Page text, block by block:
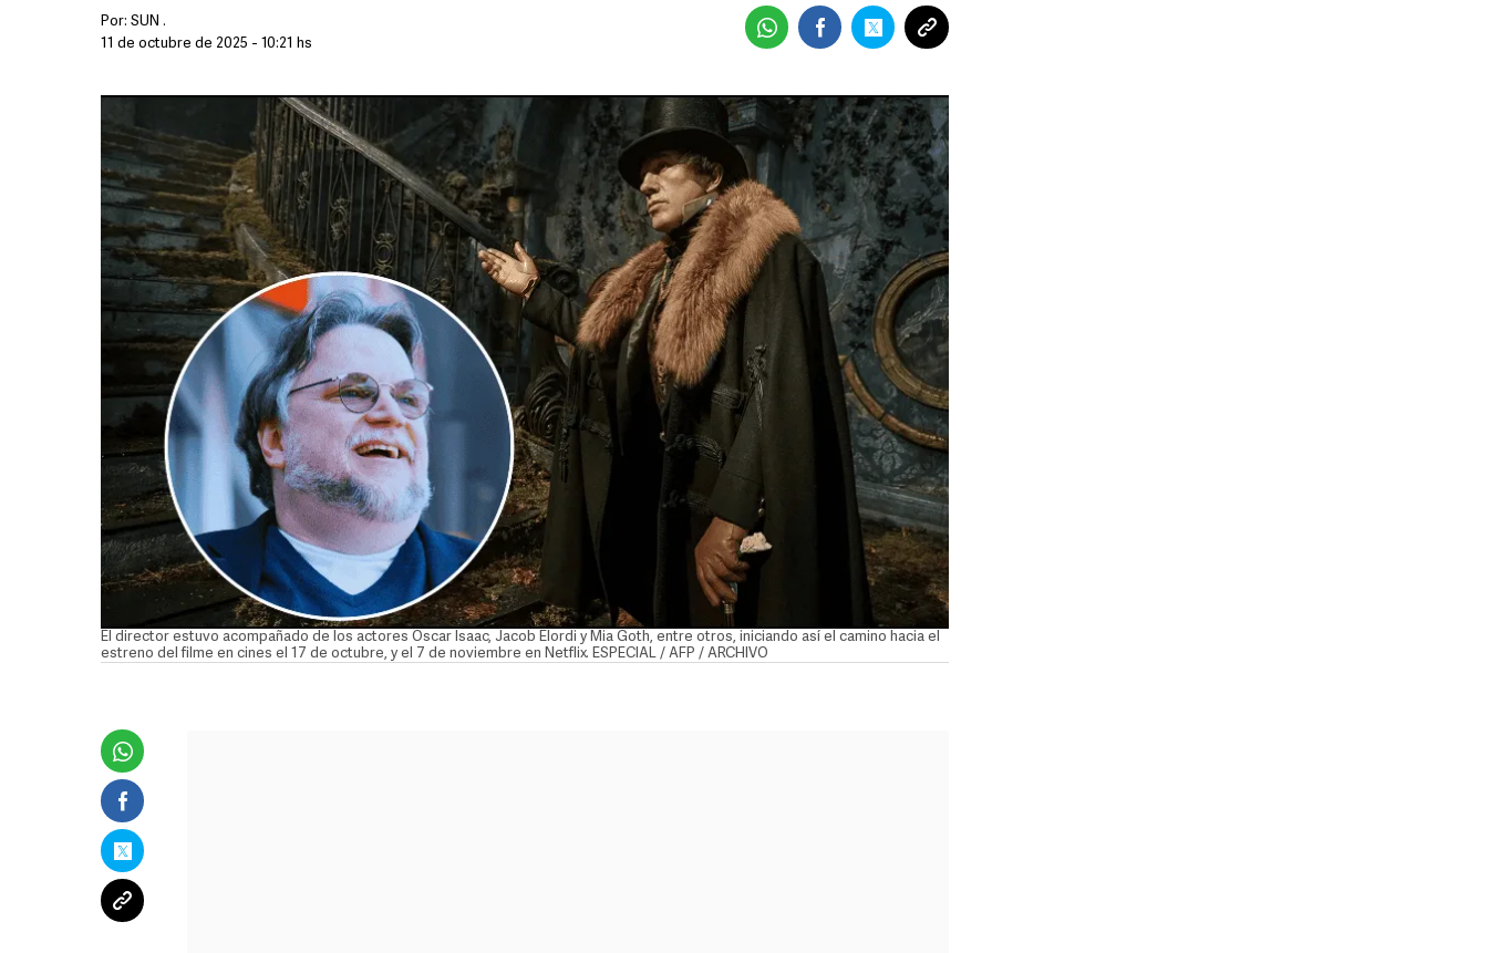
Por: SUN .
11 de octubre de 2025 - 10:21 hs
El director estuvo acompañado de los actores Oscar Isaac, Jacob Elordi y Mia Goth, entre otros, iniciando así el camino hacia el
estreno del filme en cines el 17 de octubre, y el 7 de noviembre en Netflix. ESPECIAL / AFP / ARCHIVO